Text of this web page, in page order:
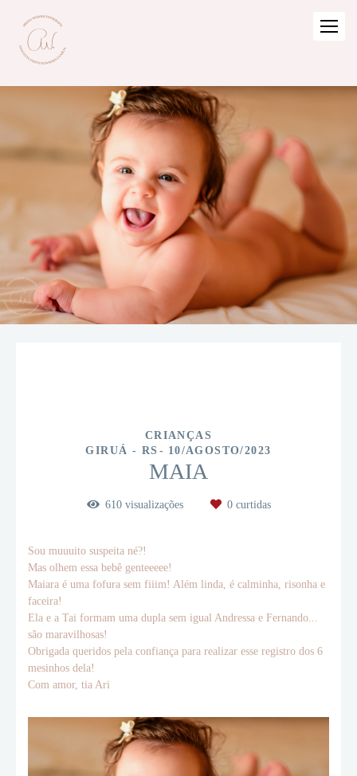
CRIANÇAS
GIRUÁ - RS
10/AGOSTO/2023
MAIA
610visualizações 0curtidas
Sou muuuito suspeita né?!
Mas olhem essa bebê genteeeee!
Maiara é uma fofura sem fiiim! Além linda, é calminha, risonha e
faceira!
Ela e a Tai formam uma dupla sem igual Andressa e Fernando...
são maravilhosas!
Obrigada queridos pela confiança para realizar esse registro dos 6
mesinhos dela!
Com amor, tia Ari